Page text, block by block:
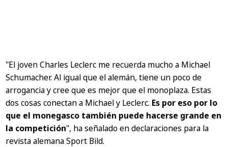
"El joven Charles Leclerc me recuerda mucho a Michael
Schumacher. Al igual que el alemán, tiene un poco de
arrogancia y cree que es mejor que el monoplaza. Estas
dos cosas conectan a Michael y Leclerc. Es por eso por lo
que el monegasco también puede hacerse grande en
la competición", ha señalado en declaraciones para la
revista alemana Sport Bild.